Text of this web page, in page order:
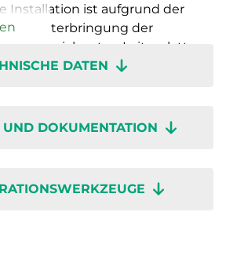
Installation ist aufgrund der
Unterbringung der
Leiterplatten
Drehschalter mühelos
Sie sich auf die Leistung statt
zusammenkommen.
DATEN
UND DOKUMENTATION